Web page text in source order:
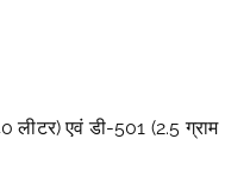
लीटर) एवं डी-501 (2.5 ग्राम